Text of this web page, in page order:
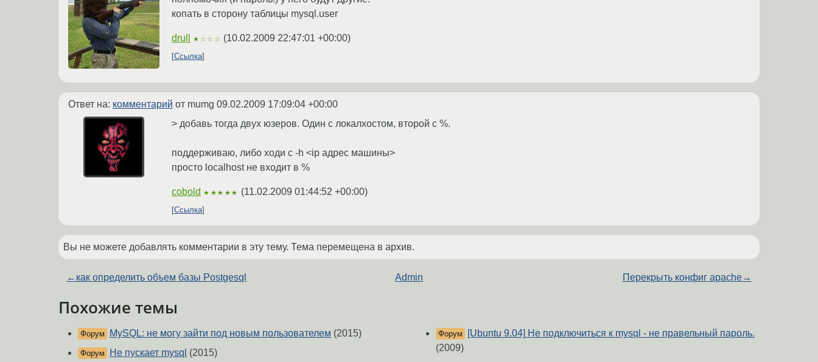
копать в сторону таблицы mysql.user
drull ★☆☆☆ (10.02.2009 22:47:01 +00:00)
Ссылка
Ответ на: комментарий от mumg 09.02.2009 17:09:04 +00:00
> добавь тогда двух юзеров. Один с локалхостом, второй с %.
поддерживаю, либо ходи с -h <ip адрес машины>
просто localhost не входит в %
cobold ★★★★★ (11.02.2009 01:44:52 +00:00)
Ссылка
Вы не можете добавлять комментарии в эту тему. Тема перемещена в архив.
← как определить объем базы Postgesql Admin Перекрыть конфиг apache→
Похожие темы
Форум MySQL: не могу зайти под новым пользователем (2015)
Форум Не пускает mysql (2015)
Форум
[Ubuntu 9.04] Не подключиться к mysql - не правельный пароль.
(2009)